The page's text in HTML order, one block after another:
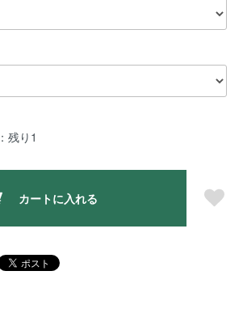
残り1
カートに入れる